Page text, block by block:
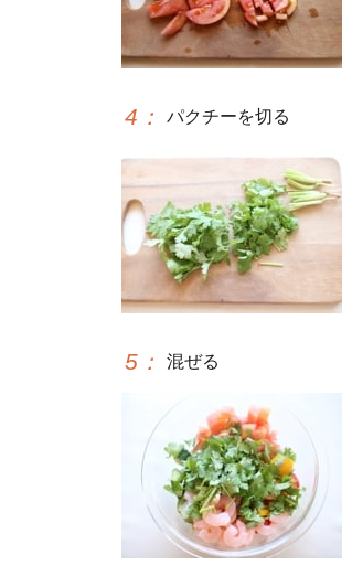
4 ： パクチーを切る
5 ： 混ぜる